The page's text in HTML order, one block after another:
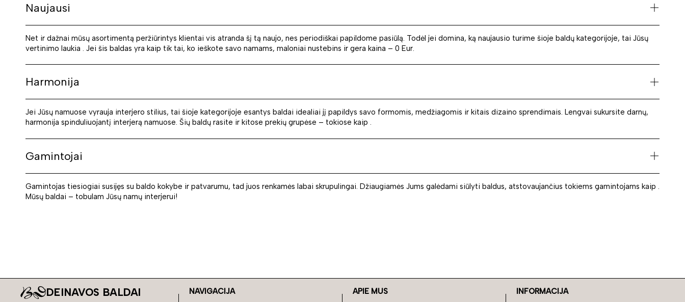
Naujausi
Net ir dažnai mūsų asortimentą peržiūrintys klientai vis atranda šį tą naujo, nes periodiškai papildome pasiūlą. Todėl jei domina, ką naujausio turime šioje baldų kategorijoje, tai Jūsų
vertinimo laukia . Jei šis baldas yra kaip tik tai, ko ieškote savo namams, maloniai nustebins ir gera kaina – 0 Eur.
Harmonija
Jei Jūsų namuose vyrauja interjero stilius, tai šioje kategorijoje esantys baldai idealiai jį papildys savo formomis, medžiagomis ir kitais dizaino sprendimais. Lengvai sukursite darnų,
harmonija spinduliuojantį interjerą namuose. Šių baldų rasite ir kitose prekių grupėse – tokiose kaip .
Gamintojai
Gamintojas tiesiogiai susijęs su baldo kokybe ir patvarumu, tad juos renkamės labai skrupulingai. Džiaugiamės Jums galėdami siūlyti baldus, atstovaujančius tokiems gamintojams kaip .
Mūsų baldai – tobulam Jūsų namų interjerui!
DEINAVOS BALDAI NAVIGACIJA APIE MUS INFORMACIJA